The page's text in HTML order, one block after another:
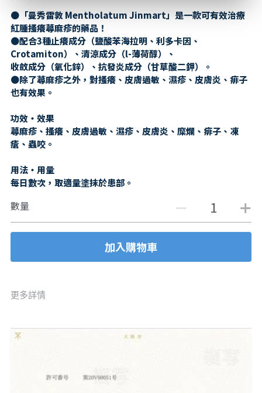
處方/醫學康復治療藥品
親子/嬰幼兒用品
●「曼秀雷敦 Mentholatum Jinmart」是一款可有效治療
紅腫搔癢蕁麻疹的藥品！
●配合3種止癢成分（鹽酸苯海拉明、利多卡因、
Crotamiton）、清涼成分（l-薄荷醇）、
收斂成分（氧化鋅）、抗發炎成分（甘草酸二鉀）。
●除了蕁麻疹之外，對搔癢、皮膚過敏、濕疹、皮膚炎、痱子
也有效果。
功效・效果
蕁麻疹、搔癢、皮膚過敏、濕疹、皮膚炎、糜爛、痱子、凍
瘡、蟲咬。
用法・用量
每日數次，取適量塗抹於患部。
數量
加入購物車
更多詳情
親子/嬰幼兒用品